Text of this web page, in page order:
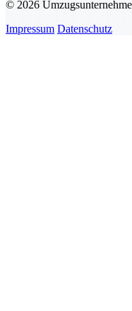
© 2026
Impressum Datenschutz